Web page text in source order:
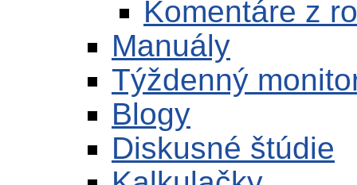
Komentáre z
Manuály
Týždenný
Blogy
Diskusné štúdie